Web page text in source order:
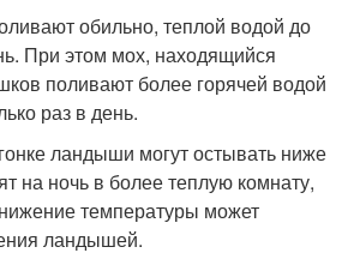
обильно, теплой водой до
При этом мох, находящийся
поливают более горячей водой
раз в день.
ландыши могут остывать ниже
на ночь в более теплую комнату,
температуры может
ландышей.